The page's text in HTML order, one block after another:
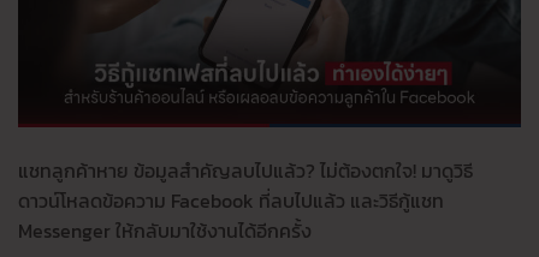
แชทลูกค้าหาย ข้อมูลสำคัญลบไปแล้ว? ไม่ต้องตกใจ! มาดูวิธี
ดาวน์โหลดข้อความ Facebook ที่ลบไปแล้ว และวิธีกู้แชท
Messenger ให้กลับมาใช้งานได้อีกครั้ง